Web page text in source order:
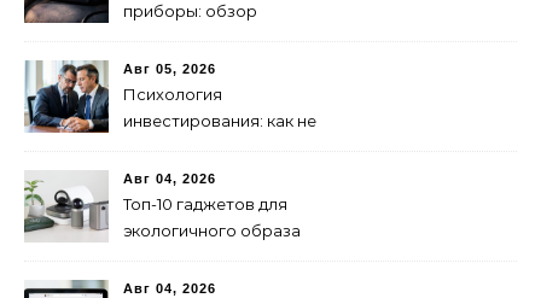
приборы: обзор
безопасной езды
Авг 05, 2026
Психология
инвестирования: как не
рынка
Авг 04, 2026
Топ-10 гаджетов для
экологичного образа
Авг 04, 2026